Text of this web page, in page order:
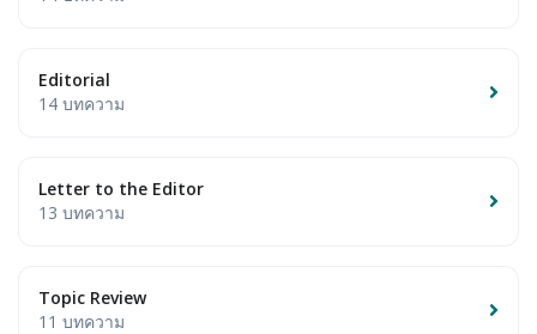
Editorial
14 บทความ
Letter to the Editor
13 บทความ
Topic Review
11 บทความ